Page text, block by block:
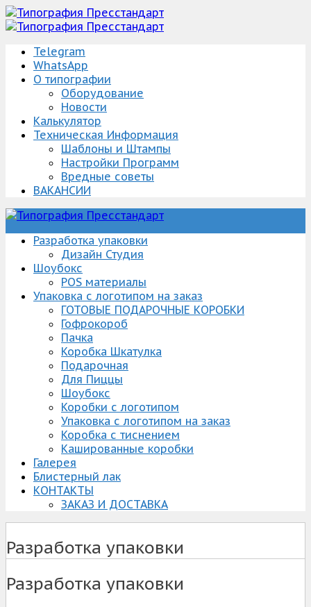
Telegram
WhatsApp
О типографии
Оборудование
Новости
Калькулятор
Техническая Информация
Шаблоны и Штампы
Настройки Программ
Вредные советы
ВАКАНСИИ
Типография Пресстандарт
Упаковка Изготовление/разработка
Разработка упаковки
Дизайн Студия
Шоубокс
POS материалы
Упаковка с логотипом на заказ
ГОТОВЫЕ ПОДАРОЧНЫЕ КОРОБКИ
Гофрокороб
Пачка
Коробка Шкатулка
Подарочная
Для Пиццы
Шоубокс
Коробки с логотипом
Упаковка с логотипом на заказ
Коробка с тиснением
Кашированные коробки
Галерея
Блистерный лак
КОНТАКТЫ
ЗАКАЗ И ДОСТАВКА
Разработка упаковки
Разработка упаковки